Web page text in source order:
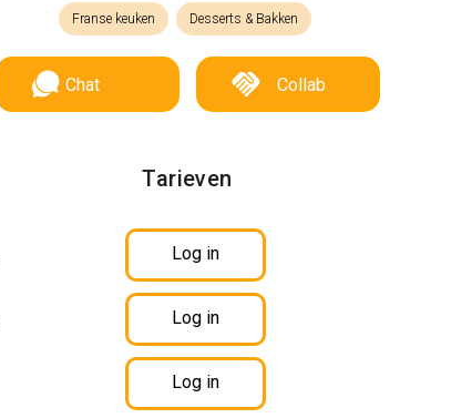
Franse keuken Desserts & Bakken
Chat Collab
Tarieven
Log in
Log in
Log in